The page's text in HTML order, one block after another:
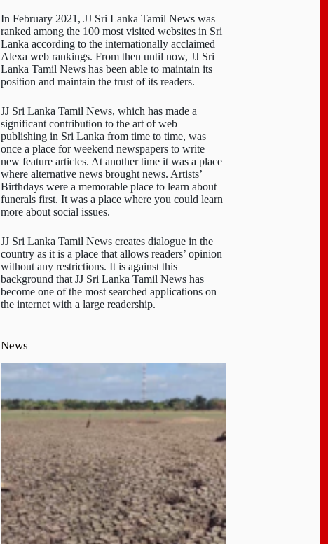
In February 2021, JJ Sri Lanka Tamil News was
ranked among the 100 most visited websites in Sri
Lanka according to the internationally acclaimed
Alexa web rankings. From then until now, JJ Sri
Lanka Tamil News has been able to maintain its
position and maintain the trust of its readers.
JJ Sri Lanka Tamil News, which has made a
significant contribution to the art of web
publishing in Sri Lanka from time to time, was
once a place for weekend newspapers to write
new feature articles. At another time it was a place
where alternative news brought news. Artists’
Birthdays were a memorable place to learn about
funerals first. It was a place where you could learn
more about social issues.
JJ Sri Lanka Tamil News creates dialogue in the
country as it is a place that allows readers’ opinion
without any restrictions. It is against this
background that JJ Sri Lanka Tamil News has
become one of the most searched applications on
the internet with a large readership.
News